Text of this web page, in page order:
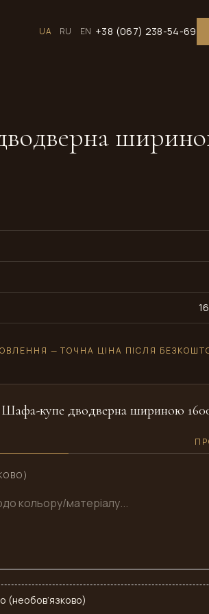
UA RU EN +38 (067) 238-54-69
— ТОЧНА ЦІНА ПІСЛЯ
Шафа-купе дводверна шириною
(необов’язково)